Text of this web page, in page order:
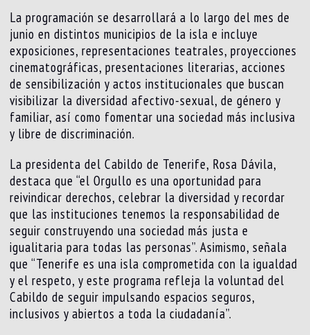
La programación se desarrollará a lo largo del mes de
junio en distintos municipios de la isla e incluye
exposiciones, representaciones teatrales, proyecciones
cinematográficas, presentaciones literarias, acciones
de sensibilización y actos institucionales que buscan
visibilizar la diversidad afectivo-sexual, de género y
familiar, así como fomentar una sociedad más inclusiva
y libre de discriminación.
La presidenta del Cabildo de Tenerife, Rosa Dávila,
destaca que “el Orgullo es una oportunidad para
reivindicar derechos, celebrar la diversidad y recordar
que las instituciones tenemos la responsabilidad de
seguir construyendo una sociedad más justa e
igualitaria para todas las personas”. Asimismo, señala
que “Tenerife es una isla comprometida con la igualdad
y el respeto, y este programa refleja la voluntad del
Cabildo de seguir impulsando espacios seguros,
inclusivos y abiertos a toda la ciudadanía”.